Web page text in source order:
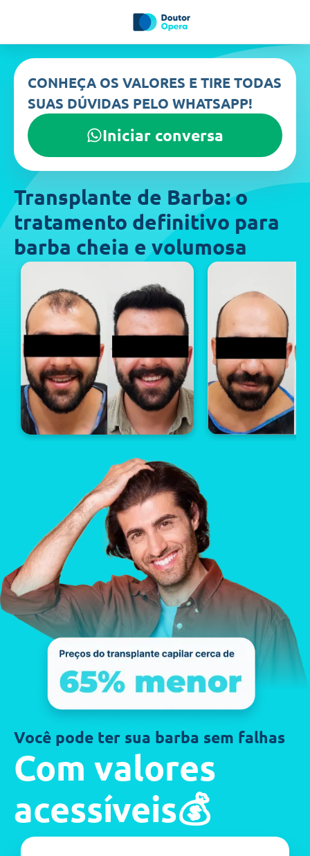
CONHEÇA OS VALORES E TIRE TODAS
SUAS DÚVIDAS PELO WHATSAPP!
Iniciar conversa
Transplante de Barba: o
tratamento definitivo para
barba cheia e volumosa
Você pode ter sua barba sem falhas
Com valores
acessíveis💰